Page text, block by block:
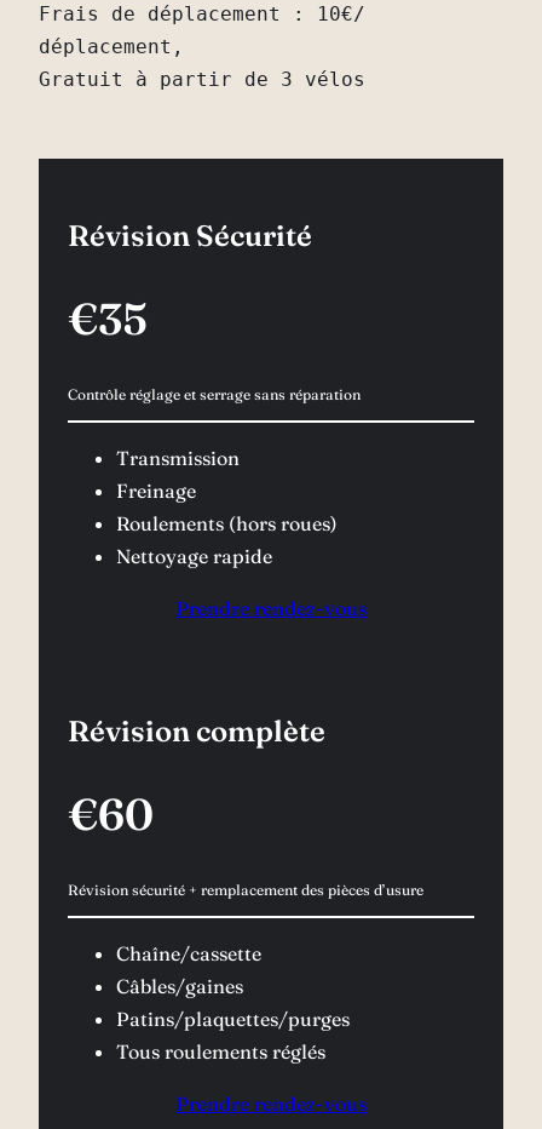
Frais de déplacement : 10€/
déplacement,
Gratuit à partir de 3 vélos
Révision Sécurité
€35
Contrôle réglage et serrage sans réparation
Transmission
Freinage
Roulements (hors roues)
Nettoyage rapide
Prendre rendez-vous
Révision complète
€60
Révision sécurité + remplacement des pièces d’usure
Chaîne/cassette
Câbles/gaines
Patins/plaquettes/purges
Tous roulements réglés
Prendre rendez-vous